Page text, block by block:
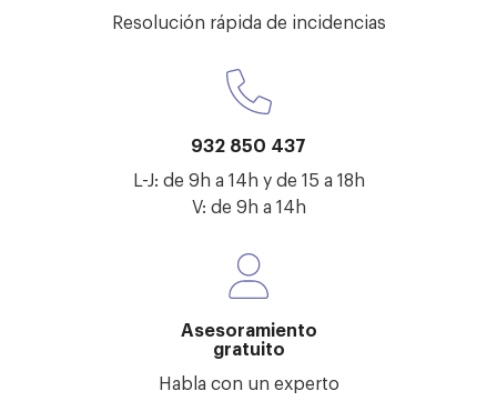
Resolución rápida de incidencias
932 850 437
L-J: de 9h a 14h y de 15 a 18h
V: de 9h a 14h
Asesoramiento
gratuito
Habla con un experto